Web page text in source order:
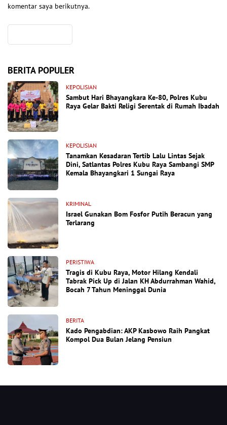
komentar saya berikutnya.
BERITA POPULER
KEPOLISIAN
Sambut Hari Bhayangkara Ke-80, Polres Kubu
Raya Gelar Bakti Religi Serentak di Rumah Ibadah
KEPOLISIAN
Tanamkan Kesadaran Tertib Lalu Lintas Sejak
Dini, Satlantas Polres Kubu Raya Sambangi SMP
Kemala Bhayangkari 1 Sungai Raya
KRIMINAL
Israel Gunakan Bom Fosfor Putih Beracun yang
Terlarang
PERISTIWA
Tragis di Kubu Raya, Motor Hilang Kendali
Tabrak Pick Up di Jalan KH Abdurrahman Wahid,
Bocah 7 Tahun Meninggal Dunia
BERITA
Kado Pengabdian: AKP Kasbowo Raih Pangkat
Kompol Dua Bulan Jelang Pensiun